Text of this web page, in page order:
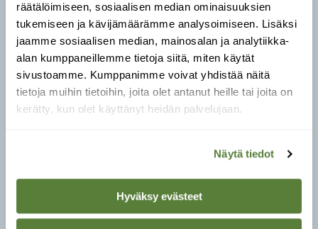
räätälöimiseen, sosiaalisen median ominaisuuksien
tukemiseen ja kävijämäärämme analysoimiseen. Lisäksi
jaamme sosiaalisen median, mainosalan ja analytiikka-
alan kumppaneillemme tietoja siitä, miten käytät
sivustoamme. Kumppanimme voivat yhdistää näitä
tietoja muihin tietoihin, joita olet antanut heille tai joita on
kerätty, kun olet käyttänyt heidän palvelujaan.
Näytä tiedot
Hyväksy evästeet
Saukon jäljet koon ja muodon sekä
liikkumisen perusteella. Kuvat: Ulla
‹ Pyyhkäise kuvaa ›